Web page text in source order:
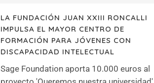
LA FUNDACIÓN JUAN XXIII RONCALLI
IMPULSA EL MAYOR CENTRO DE
FORMACIÓN PARA JÓVENES CON
DISCAPACIDAD INTELECTUAL
Sage Foundation aporta 10.000 euros al